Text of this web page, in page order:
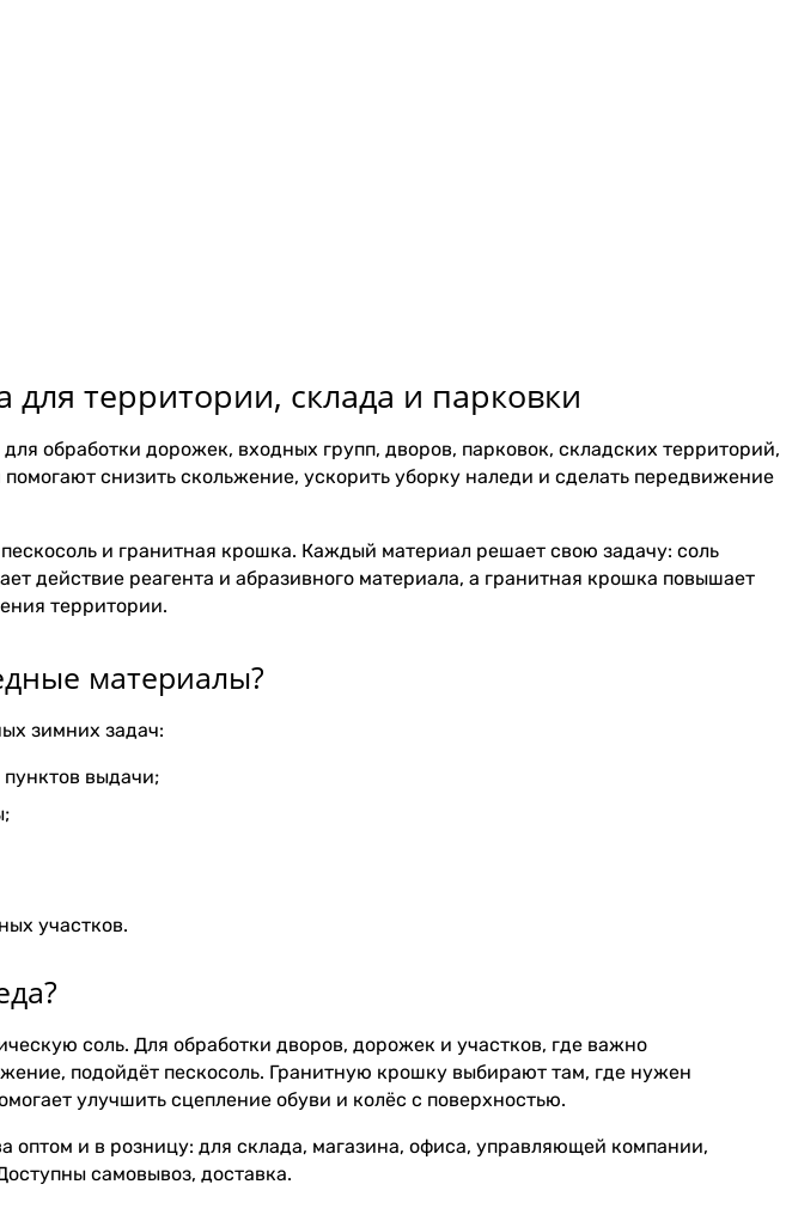
для территории, склада и парковки
обработки дорожек, входных групп, дворов, парковок, складских территорий,
снизить скольжение, ускорить уборку наледи и сделать передвижение
и гранитная крошка. Каждый материал решает свою задачу: соль
действие реагента и абразивного материала, а гранитная крошка повышает
территории.
материалы?
зимних задач:
выдачи;
участков.
соль. Для обработки дворов, дорожек и участков, где важно
подойдёт пескосоль. Гранитную крошку выбирают там, где нужен
улучшить сцепление обуви и колёс с поверхностью.
оптом и в розницу: для склада, магазина, офиса, управляющей компании,
самовывоз, доставка.